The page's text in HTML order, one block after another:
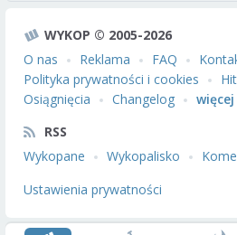
WYKOP © 2005-2026
O nas
Reklama FAQ
Polityka prywatności i cookies
Osiągnięcia
Changelog
więcej
RSS
Wykopane
Wykopalisko
Ustawienia prywatności